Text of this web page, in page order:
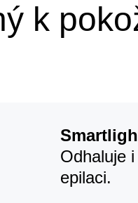
k
Odhaluje
epilaci.